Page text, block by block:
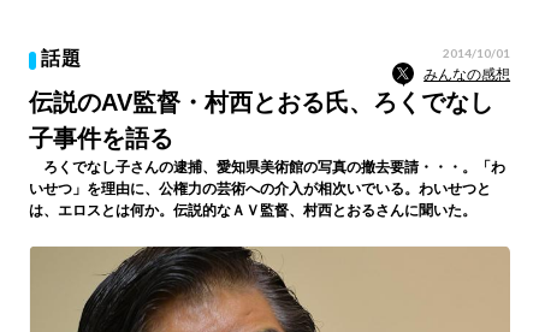
話題 2014/10/01
みんなの感想
伝説のAV監督・村西とおる氏、ろくでなし
子事件を語る
ろくでなし子さんの逮捕、愛知県美術館の写真の撤去要請・・・。「わ
いせつ」を理由に、公権力の芸術への介入が相次いでいる。わいせつと
は、エロスとは何か。伝説的なＡＶ監督、村西とおるさんに聞いた。